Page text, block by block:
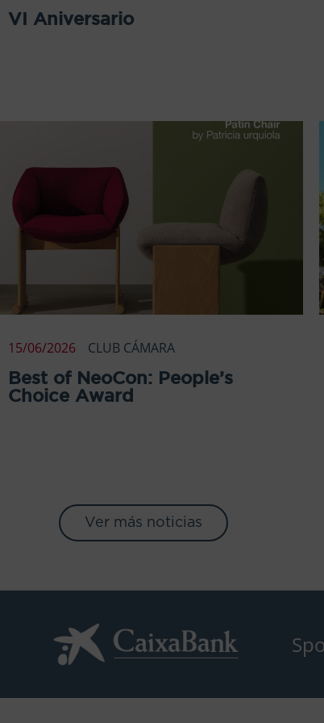
VI Aniversario
15/06/2026 CLUB CÁMARA
Best of NeoCon: People’s
Choice Award
Ver más noticias